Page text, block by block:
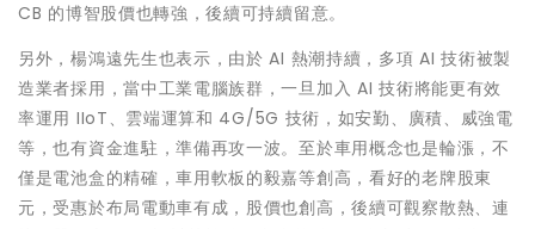
CB 的博智股價也轉強，後續可持續留意。
另外，楊鴻遠先生也表示，由於 AI 熱潮持續，多項 AI 技術被製
造業者採用，當中工業電腦族群，一旦加入 AI 技術將能更有效
率運用 IIoT、雲端運算和 4G/5G 技術，如安勤、廣積、威強電
等，也有資金進駐，準備再攻一波。至於車用概念也是輪漲，不
僅是電池盒的精確，車用軟板的毅嘉等創高，看好的老牌股東
元，受惠於布局電動車有成，股價也創高，後續可觀察散熱、連